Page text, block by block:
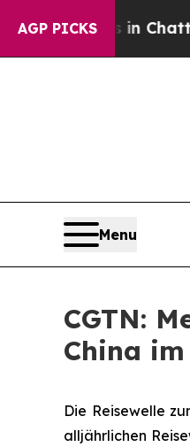
AGP PICKS
in Chattanooga.
Menu
CGTN:
China
Die Reisewelle
alljährlichen